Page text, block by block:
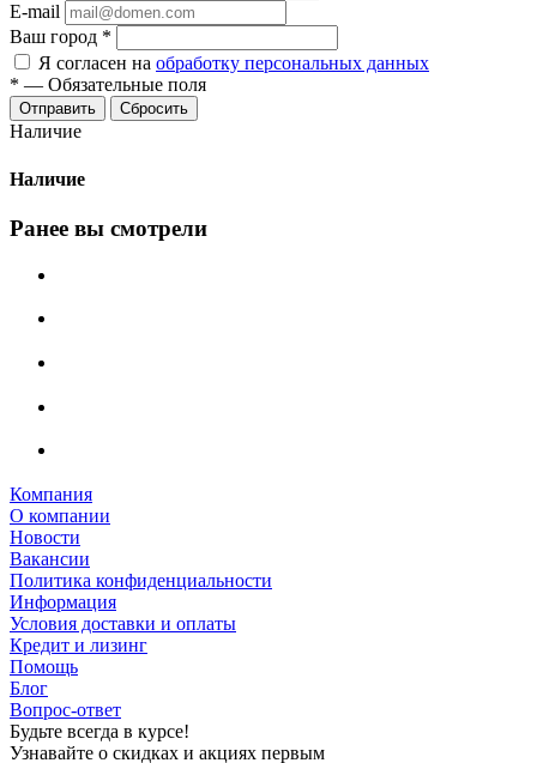
E-mail
Ваш город *
Я согласен на обработку персональных данных
* — Обязательные поля
Сбросить
Наличие
Наличие
Ранее вы смотрели
Компания
О компании
Новости
Вакансии
Политика конфиденциальности
Информация
Условия доставки и оплаты
Кредит и лизинг
Помощь
Блог
Вопрос-ответ
Будьте всегда в курсе!
Узнавайте о скидках и акциях первым